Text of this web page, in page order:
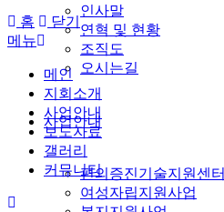
인사말
연혁 및 현황
조직도
오시는길
사업안내
편의증진기술지원센터
여성자립지원사업
홈
닫기
메뉴
메인
지회소개
사업안내
보도자료
갤러리
커뮤니티